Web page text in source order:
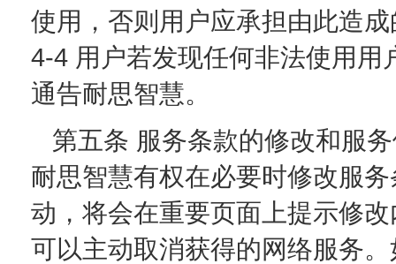
使用，否则用户应承担由此造
4-4 用户若发现任何非法使用
通告耐思智慧。
第五条 服务条款的修改和服
耐思智慧有权在必要时修改服
动，将会在重要页面上提示修
可以主动取消获得的网络服务